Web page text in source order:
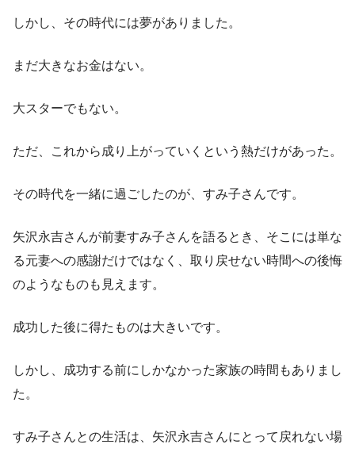
しかし、その時代には夢がありました。
まだ大きなお金はない。
大スターでもない。
ただ、これから成り上がっていくという熱だけがあった。
その時代を一緒に過ごしたのが、すみ子さんです。
矢沢永吉さんが前妻すみ子さんを語るとき、そこには単な
る元妻への感謝だけではなく、取り戻せない時間への後悔
のようなものも見えます。
成功した後に得たものは大きいです。
しかし、成功する前にしかなかった家族の時間もありまし
た。
すみ子さんとの生活は、矢沢永吉さんにとって戻れない場